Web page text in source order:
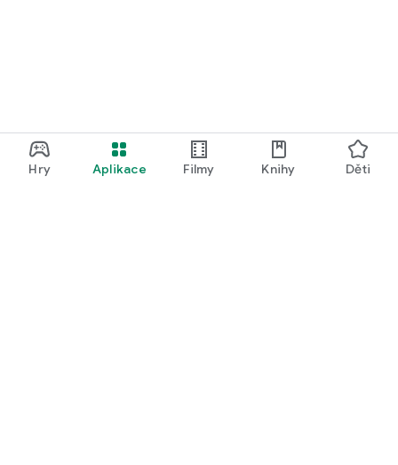
Hry Aplikace Filmy Knihy Děti